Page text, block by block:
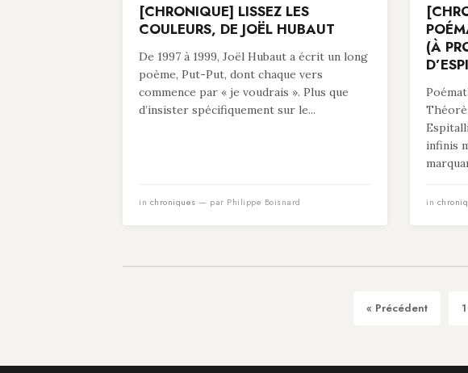
[CHRONIQUE] LISSEZ LES
COULEURS, DE JOËL HUBAUT
De 1997 à 1999, Joël Hubaut a écrit un long
poème, Put-Put, dont chaque vers
commence par « je voudrais ». Plus que
d’insister spécifiquement sur le...
in chroniques — par Philippe Boisnard
(À
infinis
in
« Précédent 1